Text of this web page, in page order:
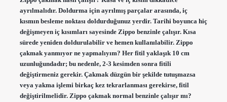
ayrılmalıdır. Doldurma için ayrılmış parçalar arasında, iç
kısmın besleme noktası doldurduğunuz yerdir. Tarihi boyunca hiç
değişmeyen iç kısımları sayesinde Zippo benzinle çalışır. Kısa
sürede yeniden doldurulabilir ve hemen kullanılabilir. Zippo
çakmak yanmıyor ne yapmalıyım? Her fitil yaklaşık 10 cm
uzunluğundadır; bu nedenle, 2-3 kesimden sonra fitili
değiştirmeniz gerekir. Çakmak düzgün bir şekilde tutuşmazsa
veya yakma işlemi birkaç kez tekrarlanması gerekirse, fitil
değiştirilmelidir. Zippo çakmak normal benzinle çalışır mı?